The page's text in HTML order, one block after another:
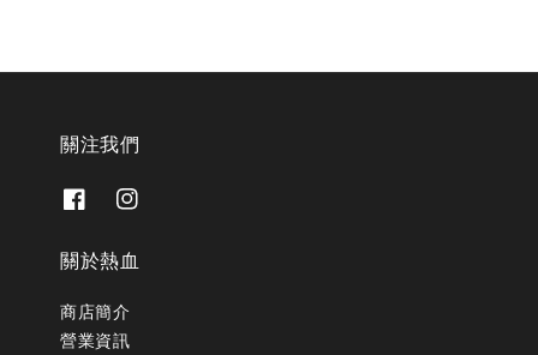
關注我們
關於熱血
商店簡介
營業資訊